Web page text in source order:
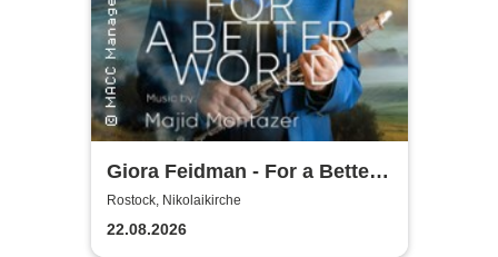
Giora Feidman - For a Better
World
Rostock, Nikolaikirche
22.08.2026